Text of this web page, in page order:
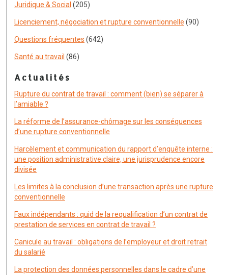
Juridique & Social (205)
Licenciement, négociation et rupture conventionnelle (90)
Questions fréquentes (642)
Santé au travail (86)
Actualités
Rupture du contrat de travail : comment (bien) se séparer à
l’amiable ?
La réforme de l’assurance-chômage sur les conséquences
d’une rupture conventionnelle
Harcèlement et communication du rapport d’enquête interne :
une position administrative claire, une jurisprudence encore
divisée
Les limites à la conclusion d’une transaction après une rupture
conventionnelle
Faux indépendants : quid de la requalification d’un contrat de
prestation de services en contrat de travail ?
Canicule au travail : obligations de l’employeur et droit retrait
du salarié
La protection des données personnelles dans le cadre d’une